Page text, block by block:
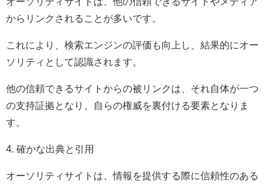
からリンクされることが多いです。
これにより、検索エンジンの評価も向上し、結果的にオー
ソリティとして認識されます。
他の信頼できるサイトからの被リンクは、それ自体が一つ
の支持証拠となり、自らの権威を裏付ける要素となりま
す。
4. 確かな出典と引用
オーソリティサイトは、情報を提供する際に信頼性のある